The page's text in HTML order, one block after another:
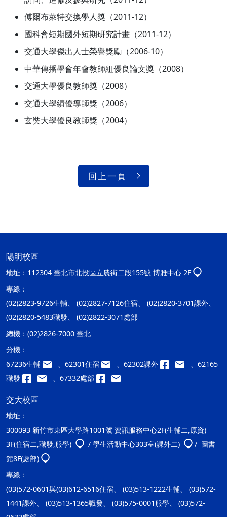
傅爾布萊特交換學人獎（2011-12）
國科會短期國外短期研究計畫（2011-12）
交通大學傑出人士榮譽獎勵（2006-10）
中華傳播學會年會教師組優良論文獎（2008）
交通大學優良教師獎（2008）
交通大學績優導師獎（2006）
玄奘大學優良教師獎（2004）
回上一頁
陽明校區
地址： 112304 臺北市北投區立農街二段155號 博雅中心 2F
專線：
(02)2823-9726生輔、 (02)2827-7126住宿、 (02)2820-3701課外、
(02)2820-5483職發、 (02)2822-3071處部
總機： (02)2826-7000 臺北
分機：
67236生輔
、62301住宿 、62302課外
、62165
職發
、67332處部
交大校區
地址：
300093 新竹市東區大學路1001號 資訊服務中心2F(生輔二,原資)
3F(住宿二,職發,服學)
/ 學生活動中心303室(課外二)
/ 圖書
館8F(處部)
專線：
(03)572-0601與(03)612-6516住宿、 (03)513-1222生輔、 (03)572-
1441課外、 (03)513-1365職發、 (03)575-0001服學、 (03)572-